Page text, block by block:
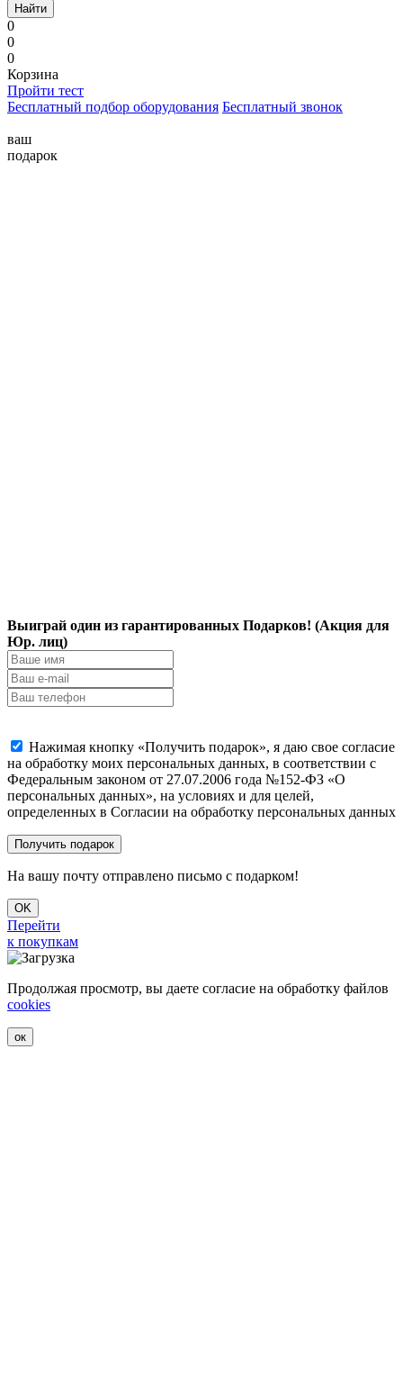
Найти
0
0
0
Корзина
Пройти тест
Бесплатный подбор оборудования Бесплатный звонок
ваш
подарок
Выиграй один из гарантированных Подарков! (Акция для
Юр. лиц)
Нажимая кнопку «Получить подарок», я даю свое согласие
на обработку моих персональных данных, в соответствии с
Федеральным законом от 27.07.2006 года №152-ФЗ «О
персональных данных», на условиях и для целей,
определенных в Согласии на обработку персональных данных
На вашу почту отправлено письмо с подарком!
OK
Перейти
к покупкам
Продолжая просмотр, вы даете согласие на обработку файлов
cookies
ок